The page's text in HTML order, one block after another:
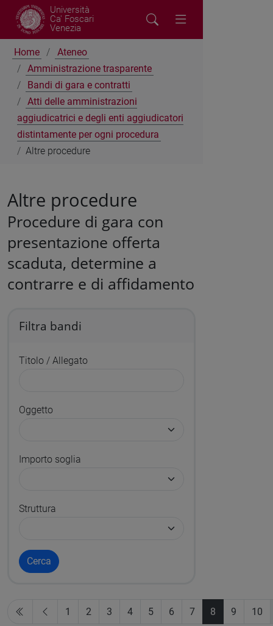
Università
Ca' Foscari
Venezia
Home
Ateneo
Amministrazione trasparente
Bandi di gara e contratti
Atti delle amministrazioni
aggiudicatrici e degli enti aggiudicatori
distintamente per ogni procedura
Altre procedure
Altre procedure
Procedure di gara con
presentazione offerta
scaduta, determine a
contrarre e di affidamento
Filtra bandi
Titolo / Allegato
Oggetto
Importo soglia
Struttura
Cerca
1 2 3 4 5 6 7 8 9 10